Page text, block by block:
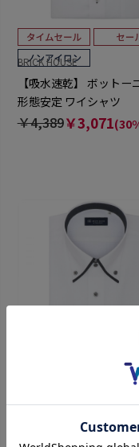
BRICK HOUSE
【吸水速乾】 ボットー
形態安定 ワイシャツ
￥4,389￥3,071
【透け防止】 ボットー
形態安定 ワイシャツ